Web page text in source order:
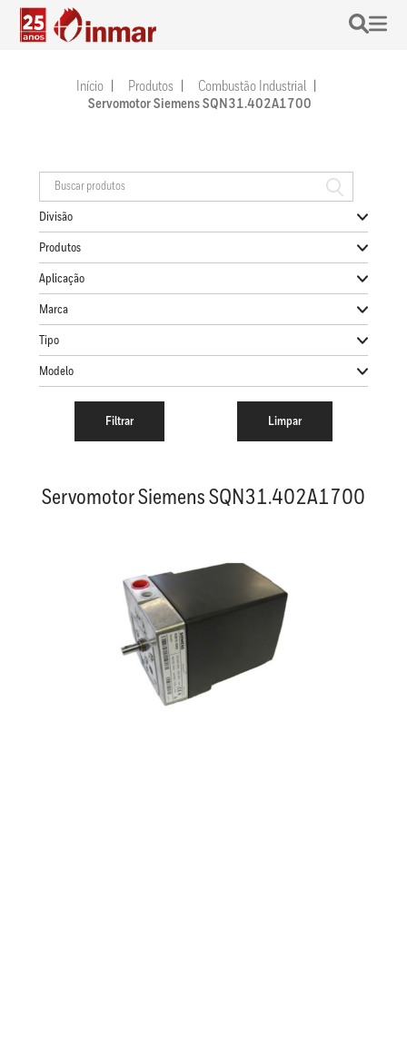
Início Produtos
Combustão Industrial
Servomotor Siemens SQN31.402A1700
Divisão
Produtos
Aplicação
Marca
Tipo
Modelo
Servomotor Siemens SQN31.402A1700